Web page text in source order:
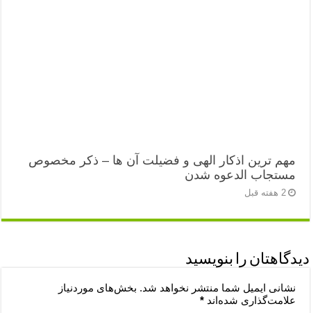
مهم ترین اذکار الهی و فضیلت آن ها – ذکر مخصوص
مستجاب الدعوه شدن
2 هفته قبل
دیدگاهتان را بنویسید
نشانی ایمیل شما منتشر نخواهد شد. بخش‌های موردنیاز
علامت‌گذاری شده‌اند*